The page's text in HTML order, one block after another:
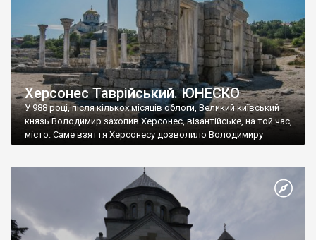
Херсонес Таврійський. ЮНЕСКО
У 988 році, після кількох місяців облоги, Великий київський
князь Володимир захопив Херсонес, візантійське, на той час,
місто. Саме взяття Херсонесу дозволило Володимиру
диктувати свої умови візантійському імператору Василю ІІ, та
Херсонесі Володимир-язичник, став Василем-християнином.
А потім було Хрещення Русі. На честь Херсонесу Таврійського